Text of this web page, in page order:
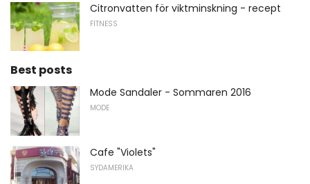
Citronvatten för viktminskning - recept
FITNESS
Best posts
Mode Sandaler - Sommaren 2016
MODE
Cafe "Violets"
SYDAMERIKA